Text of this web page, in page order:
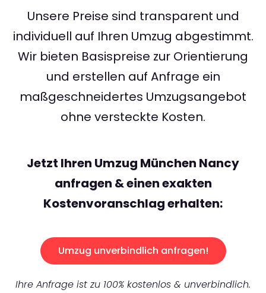
Unsere Preise sind transparent und
individuell auf Ihren Umzug abgestimmt.
Wir bieten Basispreise zur Orientierung
und erstellen auf Anfrage ein
maßgeschneidertes Umzugsangebot
ohne versteckte Kosten.
Jetzt Ihren Umzug München Nancy
anfragen & einen exakten
Kostenvoranschlag erhalten:
Umzug unverbindlich anfragen!
Ihre Anfrage ist zu 100% kostenlos & unverbindlich.